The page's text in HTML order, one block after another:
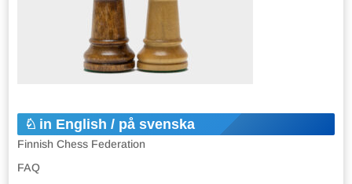
in English / på svenska
Finnish Chess Federation
FAQ